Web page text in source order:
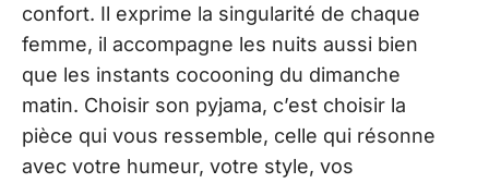
confort. Il exprime la singularité de chaque
femme, il accompagne les nuits aussi bien
que les instants cocooning du dimanche
matin. Choisir son pyjama, c’est choisir la
pièce qui vous ressemble, celle qui résonne
avec votre humeur, votre style, vos